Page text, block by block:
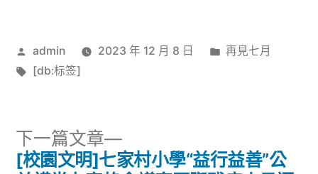
作
者:
admin 2023 年 12 月 8 日
分
再見七月
標
[db:标签]
下一篇文章
下
一
[校園文明]七家村小學“益行益善”公